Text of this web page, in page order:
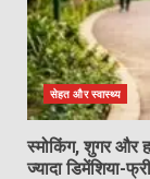
सेहत और स्वास्थ्य
स्मोकिंग, शुगर और
ज्यादा डिमेंशिया-